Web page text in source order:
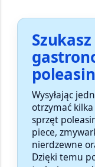
Wysyłając
otrzymać
sprzęt
piece,
nierdzewne
Dzięki temu